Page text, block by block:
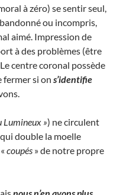
à zéro) se sentir seul,
ou incompris,
aimé. Impression de
à des problèmes (être
centre coronal possède
si on s’identifie
Lumineux ») ne circulent
double la moelle
coupés » de notre propre